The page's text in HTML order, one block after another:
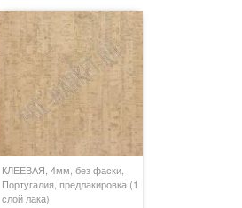
КЛЕЕВАЯ, 4мм, без фаски,
Португалия, предлакировка (1
слой лака)